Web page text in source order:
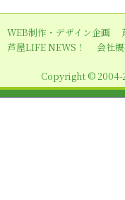
ー
シ
ン
WEB制作・デザイン企画
芦屋LIFE NEWS！
会社
Copyright © 2004-